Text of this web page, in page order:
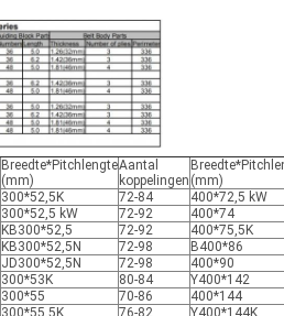
Breedte*Pitchlengte
(mm)
Aantal
koppelingen (mm)
300*52,5K 72-84
400*72,5 kW
300*52,5 kW 72-92
400*74
KB300*52,5 72-92
400*75,5K
KB300*52,5N 72-98
B400*86
JD300*52,5N 72-98
400*90
300*53K 80-84
Y400*142
300*55 70-86
400*144
300*55,5K 76-82
Y400*144K